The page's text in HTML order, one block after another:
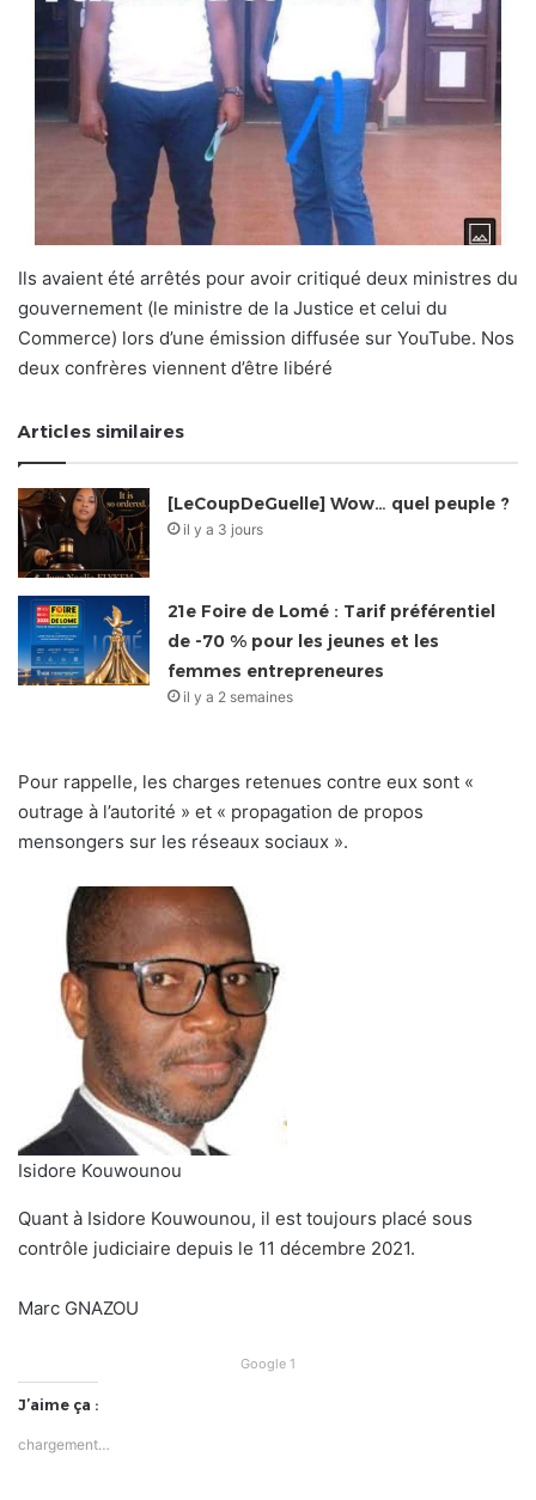
Ils avaient été arrêtés pour avoir critiqué deux ministres du
gouvernement (le ministre de la Justice et celui du
Commerce) lors d’une émission diffusée sur YouTube. Nos
deux confrères viennent d’être libéré
Articles similaires
[LeCoupDeGuelle] Wow… quel peuple ?
il y a 3 jours
21e Foire de Lomé : Tarif préférentiel
de -70 % pour les jeunes et les
femmes entrepreneures
il y a 2 semaines
Pour rappelle, les charges retenues contre eux sont «
outrage à l’autorité » et « propagation de propos
mensongers sur les réseaux sociaux ».
Isidore Kouwounou
Quant à Isidore Kouwounou, il est toujours placé sous
contrôle judiciaire depuis le 11 décembre 2021.
Marc GNAZOU
Google 1
J’aime ça :
chargement…